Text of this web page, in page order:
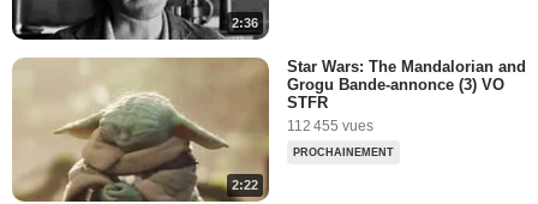
2:36
2:22
Star Wars: The Mandalorian and
Grogu Bande-annonce (3) VO
STFR
112 455 vues
PROCHAINEMENT